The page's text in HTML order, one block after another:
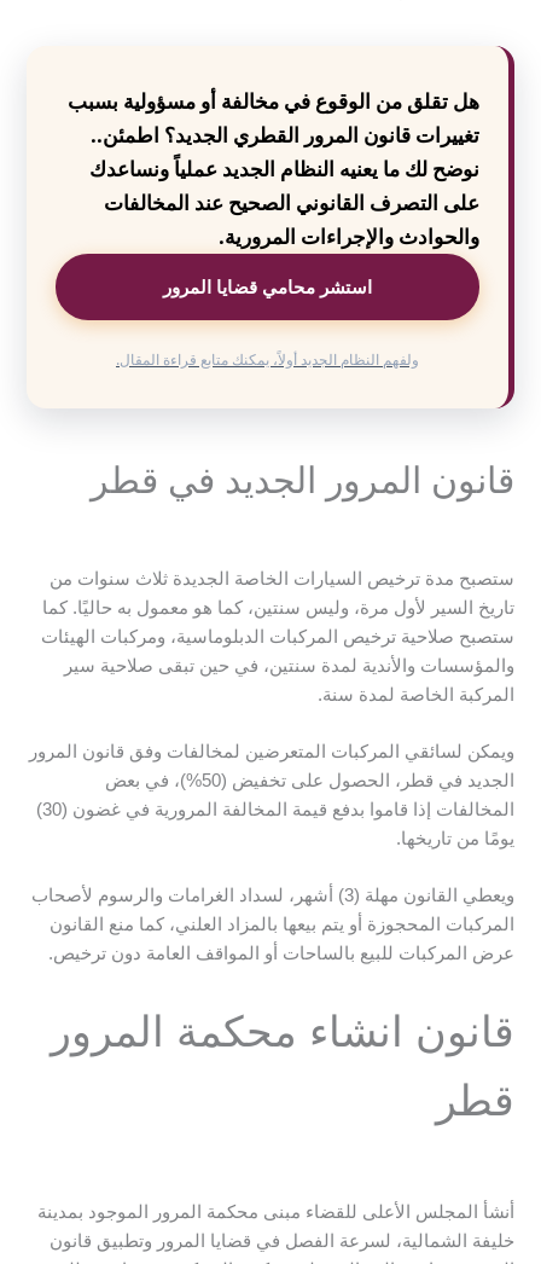
هل تقلق من الوقوع في مخالفة أو مسؤولية بسبب
تغييرات قانون المرور القطري الجديد؟ اطمئن..
نوضح لك ما يعنيه النظام الجديد عملياً ونساعدك
على التصرف القانوني الصحيح عند المخالفات
والحوادث والإجراءات المرورية.
استشر محامي قضايا المرور
ولفهم النظام الجديد أولاً، يمكنك متابع قراءة المقال.
قانون المرور الجديد في قطر
ستصبح مدة ترخيص السيارات الخاصة الجديدة ثلاث سنوات من
تاريخ السير لأول مرة، وليس سنتين، كما هو معمول به حاليًا. كما
ستصبح صلاحية ترخيص المركبات الدبلوماسية، ومركبات الهيئات
والمؤسسات والأندية لمدة سنتين، في حين تبقى صلاحية سير
المركبة الخاصة لمدة سنة.
ويمكن لسائقي المركبات المتعرضين لمخالفات وفق قانون المرور
الجديد في قطر، الحصول على تخفيض (50%)، في بعض
المخالفات إذا قاموا بدفع قيمة المخالفة المرورية في غضون (30)
يومًا من تاريخها.
ويعطي القانون مهلة (3) أشهر، لسداد الغرامات والرسوم لأصحاب
المركبات المحجوزة أو يتم بيعها بالمزاد العلني، كما منع القانون
عرض المركبات للبيع بالساحات أو المواقف العامة دون ترخيص.
قانون انشاء محكمة المرور
قطر
أنشأ المجلس الأعلى للقضاء مبنى محكمة المرور الموجود بمدينة
خليفة الشمالية، لسرعة الفصل في قضايا المرور وتطبيق قانون